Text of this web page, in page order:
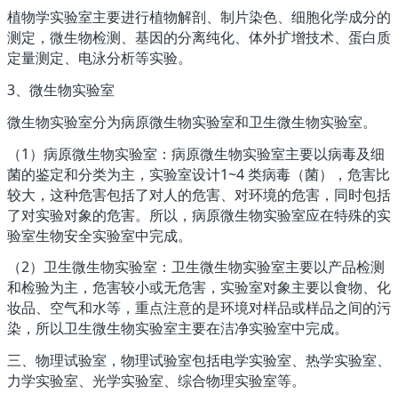
植物学实验室主要进行植物解剖、制片染色、细胞化学成分的
测定，微生物检测、基因的分离纯化、体外扩增技术、蛋白质
定量测定、电泳分析等实验。
3、微生物实验室
微生物实验室分为病原微生物实验室和卫生微生物实验室。
（1）病原微生物实验室：病原微生物实验室主要以病毒及细
菌的鉴定和分类为主，实验室设计1~4 类病毒（菌），危害比
较大，这种危害包括了对人的危害、对环境的危害，同时包括
了对实验对象的危害。所以，病原微生物实验室应在特殊的实
验室生物安全实验室中完成。
（2）卫生微生物实验室：卫生微生物实验室主要以产品检测
和检验为主，危害较小或无危害，实验室对象主要以食物、化
妆品、空气和水等，重点注意的是环境对样品或样品之间的污
染，所以卫生微生物实验室主要在洁净实验室中完成。
三、物理试验室，物理试验室包括电学实验室、热学实验室、
力学实验室、光学实验室、综合物理实验室等。